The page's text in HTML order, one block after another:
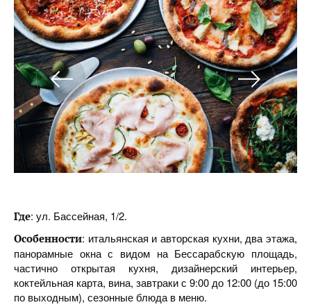
Где: ул. Бассейная, 1/2.
Особенности: итальянская и авторская кухни, два этажа,
панорамные окна с видом на Бессарабскую площадь,
частично открытая кухня, дизайнерский интерьер,
коктейльная карта, вина, завтраки с 9:00 до 12:00 (до 15:00
по выходным), сезонные блюда в меню.